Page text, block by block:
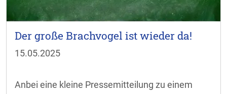
Der große Brachvogel ist wieder da!
15.05.2025
Anbei eine kleine Pressemitteilung zu einem